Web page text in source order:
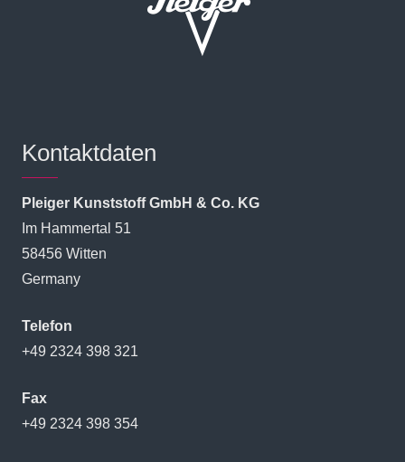
Kontaktdaten
Pleiger Kunststoff GmbH & Co. KG
Im Hammertal 51
58456 Witten
Germany
Telefon
+49 2324 398 321
Fax
+49 2324 398 354